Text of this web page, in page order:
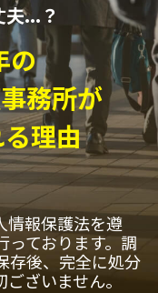
...？
の
務所が
理由
情報保護法を遵
っております。調
存後、完全に処分
ざいません。